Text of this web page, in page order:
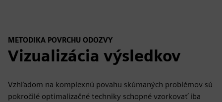
METODIKA POVRCHU ODOZVY
Vizualizácia výsledkov
Vzhľadom na komplexnú povahu skúmaných problémov sú
pokročilé optimalizačné techniky schopné vzorkovať iba